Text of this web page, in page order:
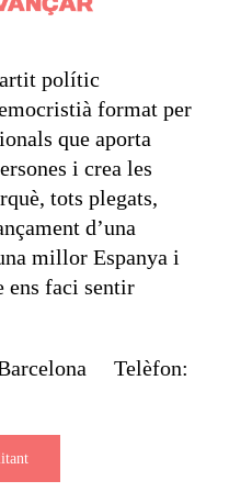
polític
format per
que aporta
i crea les
tots plegats,
d’una
millor Espanya i
ens faci sentir
Telèfon: